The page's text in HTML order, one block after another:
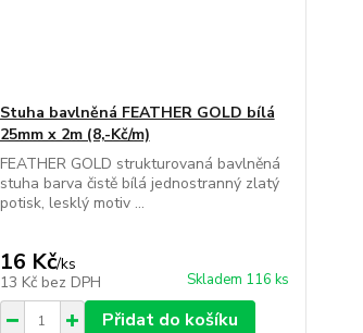
Stuha bavlněná FEATHER GOLD bílá
25mm x 2m (8,-Kč/m)
FEATHER GOLD strukturovaná bavlněná
stuha barva čistě bílá jednostranný zlatý
potisk, lesklý motiv ...
16 Kč/ks
13 Kč bez DPH Skladem 116 ks
Přidat do košíku